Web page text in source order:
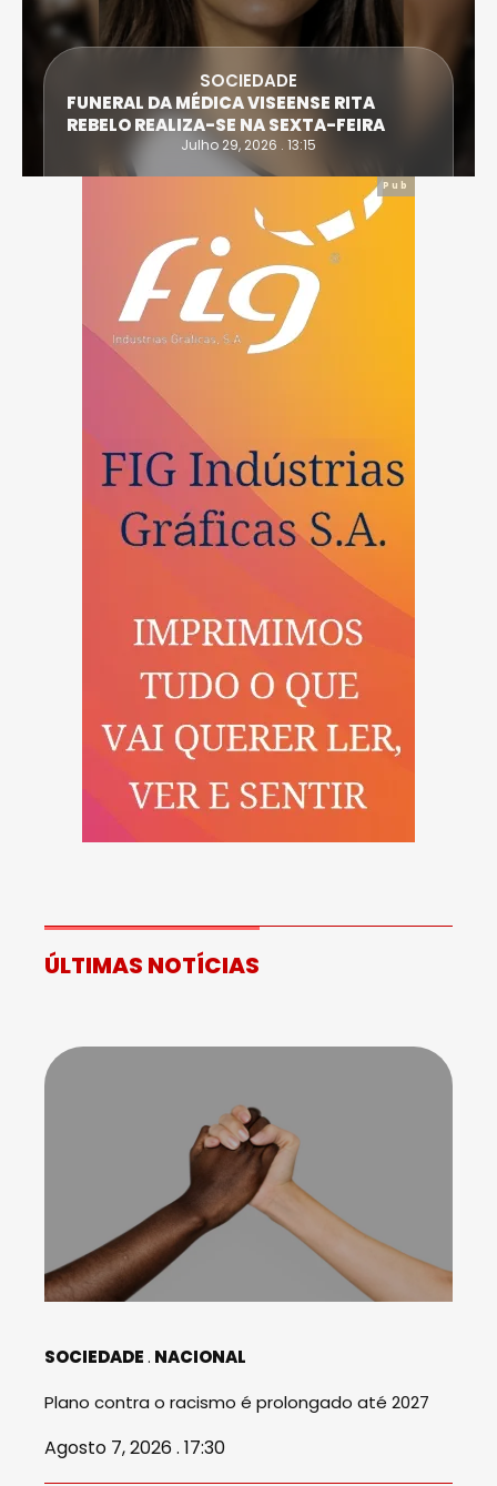
SOCIEDADE
FUNERAL DA MÉDICA VISEENSE RITA
REBELO REALIZA-SE NA SEXTA-FEIRA
Julho 29, 2026 . 13:15
Pub
ÚLTIMAS NOTÍCIAS
SOCIEDADE NACIONAL
Plano contra o racismo é prolongado até 2027
Agosto 7, 2026 . 17:30